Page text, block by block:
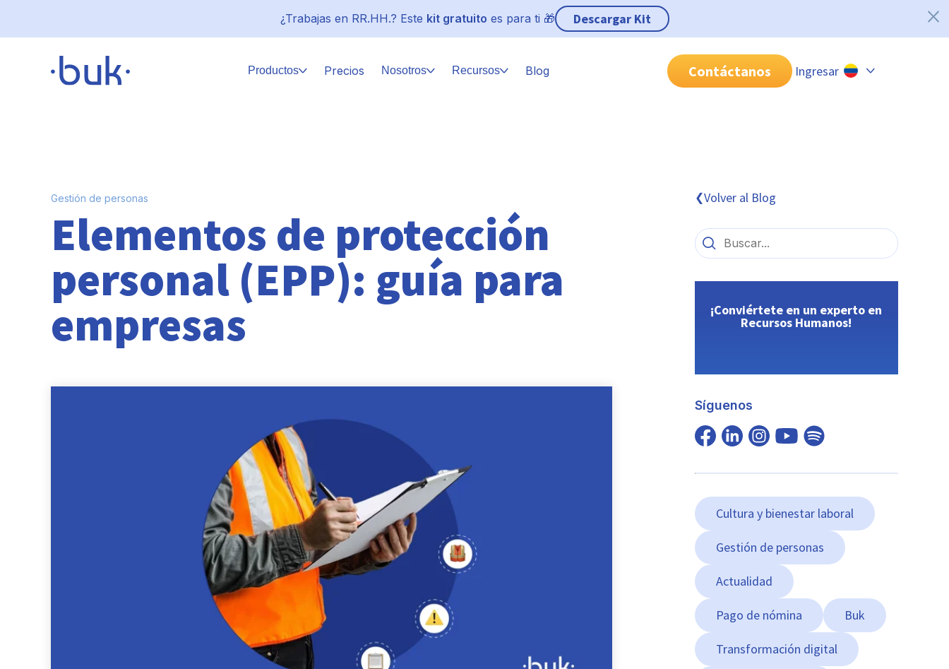
¿Trabajas en RR.HH.? Este kit gratuito es para ti 🎁 Descargar Kit
Productos Precios Nosotros Recursos Blog Contáctanos Ingresar
Gestión de personas
Elementos de protección
personal (EPP): guía para
empresas
❮Volver al Blog
¡Conviértete en un experto en
Recursos Humanos!
Síguenos
Cultura y bienestar laboral
Gestión de personas
Actualidad
Pago de nómina Buk
Transformación digital